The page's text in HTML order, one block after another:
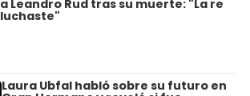
a Leandro Rud tras su muerte: "La re
luchaste"
Laura Ubfal habló sobre su futuro en